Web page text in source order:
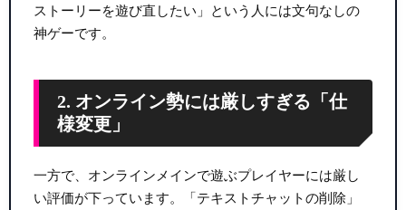
ストーリーを遊び直したい」という人には文句なしの
神ゲーです。
2. オンライン勢には厳しすぎる「仕
様変更」
一方で、オンラインメインで遊ぶプレイヤーには厳し
い評価が下っています。「テキストチャットの削除」